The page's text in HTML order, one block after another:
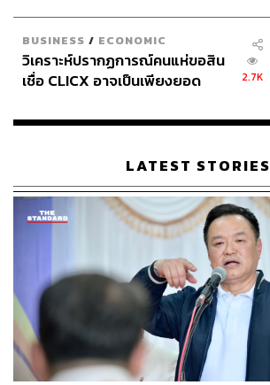
BUSINESS / ECONOMIC
วิเคราะห์ปรากฏการณ์คนแห่ขอสิน
เชื่อ CLICX อาจเป็นเพียงยอด
เรือนไทยที่ถูกซุกไว้
2.7K
LATEST STORIES